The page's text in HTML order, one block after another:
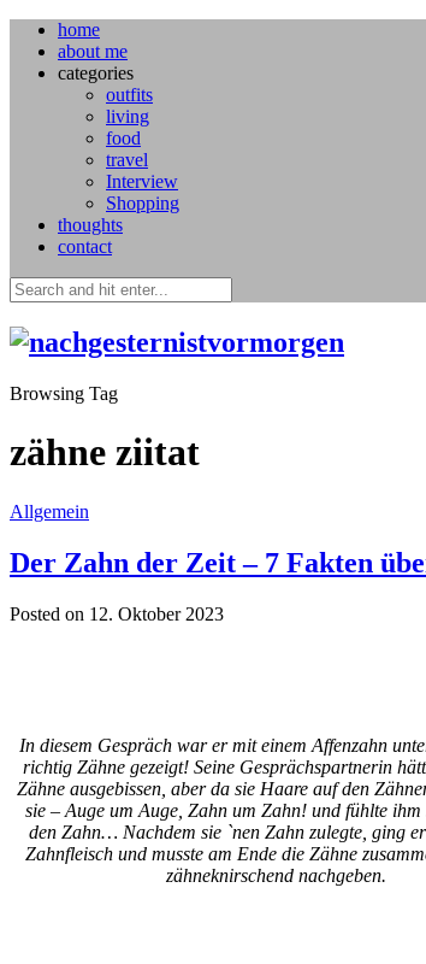
home
about me
categories
outfits
living
food
travel
Interview
Shopping
thoughts
contact
Browsing Tag
zähne ziitat
Allgemein
Der Zahn der Zeit – 7 Fakten
Posted on 12. Oktober 2023
In diesem Gespräch war er mit einem Affenzahn
richtig Zähne gezeigt! Seine Gesprächspartnerin
Zähne ausgebissen, aber da sie Haare auf den
sie – Auge um Auge, Zahn um Zahn! und fühlte
den Zahn… Nachdem sie `nen Zahn zulegte, ging
Zahnfleisch und musste am Ende die Zähne
zähneknirschend nachgeben.